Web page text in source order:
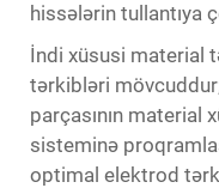
hissələrin tullantıya
İndi xüsusi material
tərkibləri
parçasının material
sisteminə
optimal elektrod